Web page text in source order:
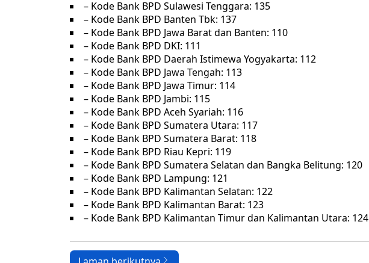
– Kode Bank BPD Sulawesi Tenggara: 135
– Kode Bank BPD Banten Tbk: 137
– Kode Bank BPD Jawa Barat dan Banten: 110
– Kode Bank BPD DKI: 111
– Kode Bank BPD Daerah Istimewa Yogyakarta: 112
– Kode Bank BPD Jawa Tengah: 113
– Kode Bank BPD Jawa Timur: 114
– Kode Bank BPD Jambi: 115
– Kode Bank BPD Aceh Syariah: 116
– Kode Bank BPD Sumatera Utara: 117
– Kode Bank BPD Sumatera Barat: 118
– Kode Bank BPD Riau Kepri: 119
– Kode Bank BPD Sumatera Selatan dan Bangka Belitung: 120
– Kode Bank BPD Lampung: 121
– Kode Bank BPD Kalimantan Selatan: 122
– Kode Bank BPD Kalimantan Barat: 123
– Kode Bank BPD Kalimantan Timur dan Kalimantan Utara: 124